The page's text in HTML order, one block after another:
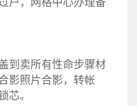
户，网格中心办理备
到卖所有性命步骤材
影照片合影，转帐
芯。